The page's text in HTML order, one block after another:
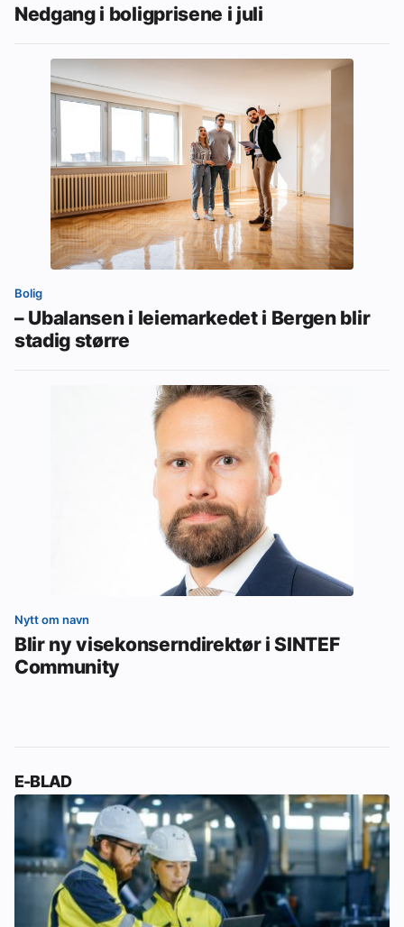
Nedgang i boligprisene i juli
Bolig
– Ubalansen i leiemarkedet i Bergen blir
stadig større
Nytt om navn
Blir ny visekonserndirektør i SINTEF
Community
E-BLAD